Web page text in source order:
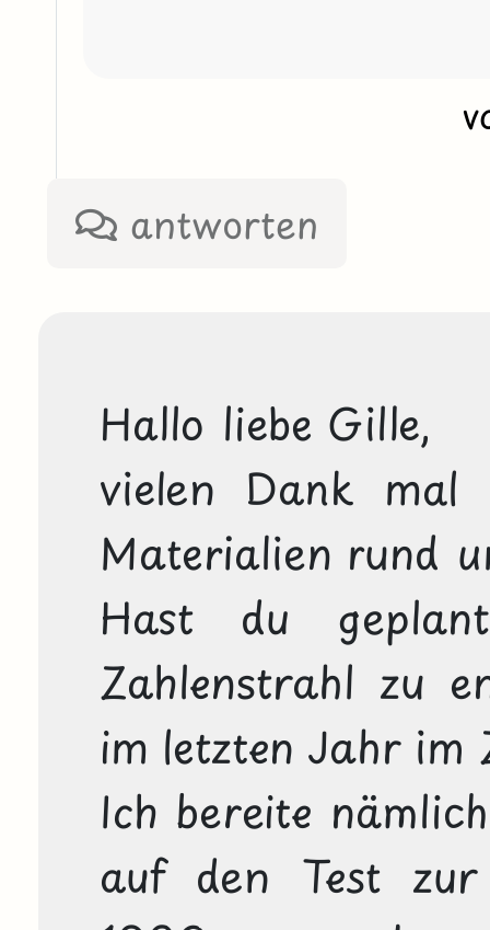
antworten
Hallo liebe Gille,
vielen Dank
Materialien rund
Hast du
Zahlenstrahl zu
im letzten Jahr im
Ich bereite
auf den Test